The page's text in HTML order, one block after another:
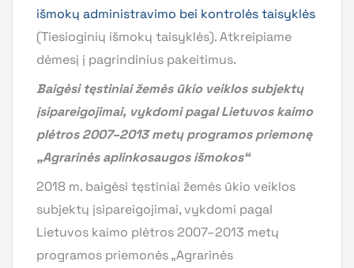
išmokų administravimo bei kontrolės taisyklės
(Tiesioginių išmokų taisyklės). Atkreipiame
dėmesį į pagrindinius pakeitimus.
Baigėsi tęstiniai žemės ūkio veiklos subjektų
įsipareigojimai, vykdomi pagal Lietuvos kaimo
plėtros 2007–2013 metų programos priemonę
„Agrarinės aplinkosaugos išmokos“
2018 m. baigėsi tęstiniai žemės ūkio veiklos
subjektų įsipareigojimai, vykdomi pagal
Lietuvos kaimo plėtros 2007–2013 metų
programos priemonės „Agrarinės